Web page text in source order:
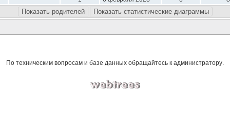
Показать родителей Показать статистические диаграммы
По техническим вопросам и базе данных обращайтесь к администратору.